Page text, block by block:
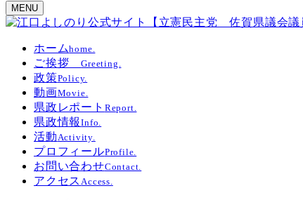
MENU
ホームhome.
ご挨拶Greeting.
政策Policy.
動画Movie.
県政レポート Report.
県政情報Info.
活動Activity.
プロフィールProfile.
お問い合わせContact.
アクセス Access.